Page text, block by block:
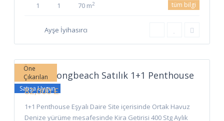
1
1 70 m2 tüm bilgi
Ayşe İyihasırcı
Beach,
Öne
Çıkarılan
Satışa Uygun
İskele Longbeach Satılık 1+1 Penthouse
82,000 £
1+1 Penthouse Eşyalı Daire Site içerisinde Ortak Havuz
Denize yürüme mesafesinde Kira Getirisi 400 Stg Aylık